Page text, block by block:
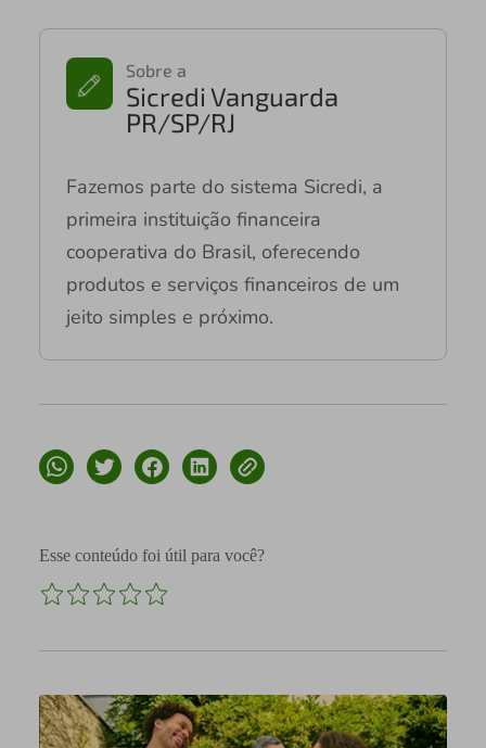
Sobre a
Sicredi Vanguarda
PR/SP/RJ
Fazemos parte do sistema Sicredi, a
primeira instituição financeira
cooperativa do Brasil, oferecendo
produtos e serviços financeiros de um
jeito simples e próximo.
Esse conteúdo foi útil para você?